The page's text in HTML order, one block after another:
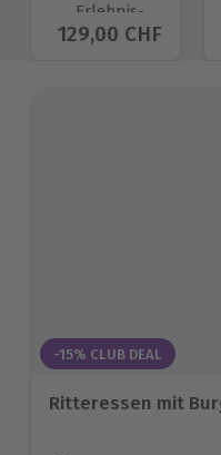
Erlebnis-
Auswahl
Aktueller Preis
129,00 CHF
-15% CLUB DEAL
Ritteressen mit